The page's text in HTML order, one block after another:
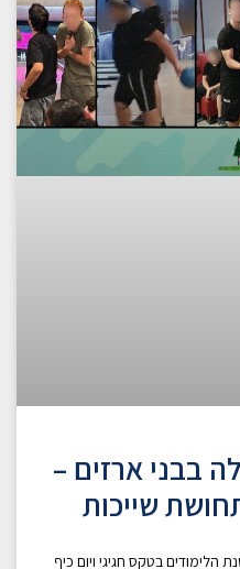
בבני ארזים –
שייכות
בטקס חגיגי ויום כיף